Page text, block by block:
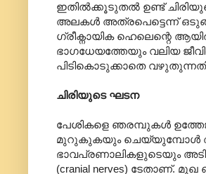
ഇതിൽക്കൂടുതൽ ഉണ്ട്
അലകൾ അത്രപെട്ടെന്ന്
ഗ്രീക്നാ‍യിക ഹെലെന്റെ
ഭാഗധേയത്തേയും വലിയ
പിടികൊടുക്കാതെ
ചിരിയുടെ ഘടന
പേശികളെ ഞരമ്പുകൾ
മുറുകുകയും ചെയ്യുമ്പോൾ
ഭാവപ്രണാലികളുടെയും
(cranial nerves) ടേതാണ്.